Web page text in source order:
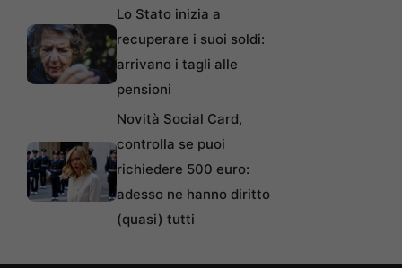
Lo Stato inizia a
recuperare i suoi soldi:
arrivano i tagli alle
pensioni
Novità Social Card,
controlla se puoi
richiedere 500 euro:
adesso ne hanno diritto
(quasi) tutti